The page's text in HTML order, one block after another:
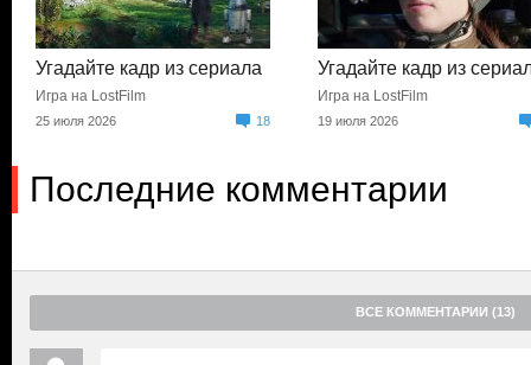
Угадайте кадр из сериала
Игра на LostFilm
25 июля 2026 18
Угадайте кадр из
Игра на LostFilm
19 июля 2026
Последние комментарии
ВСЕ КОММЕНТАРИИ (13)